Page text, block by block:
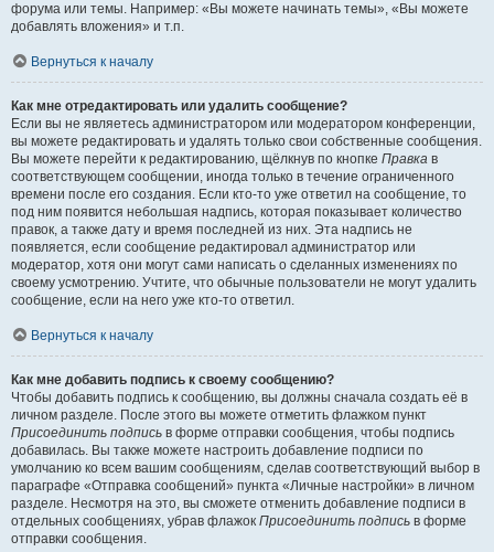
форума или темы. Например: «Вы можете начинать темы», «Вы можете
добавлять вложения» и т.п.
Вернуться к началу
Как мне отредактировать или удалить сообщение?
Если вы не являетесь администратором или модератором конференции,
вы можете редактировать и удалять только свои собственные сообщения.
Вы можете перейти к редактированию, щёлкнув по кнопке Правка в
соответствующем сообщении, иногда только в течение ограниченного
времени после его создания. Если кто-то уже ответил на сообщение, то
под ним появится небольшая надпись, которая показывает количество
правок, а также дату и время последней из них. Эта надпись не
появляется, если сообщение редактировал администратор или
модератор, хотя они могут сами написать о сделанных изменениях по
своему усмотрению. Учтите, что обычные пользователи не могут удалить
сообщение, если на него уже кто-то ответил.
Вернуться к началу
Как мне добавить подпись к своему сообщению?
Чтобы добавить подпись к сообщению, вы должны сначала создать её в
личном разделе. После этого вы можете отметить флажком пункт
Присоединить подпись в форме отправки сообщения, чтобы подпись
добавилась. Вы также можете настроить добавление подписи по
умолчанию ко всем вашим сообщениям, сделав соответствующий выбор в
параграфе «Отправка сообщений» пункта «Личные настройки» в личном
разделе. Несмотря на это, вы сможете отменить добавление подписи в
отдельных сообщениях, убрав флажок Присоединить подпись в форме
отправки сообщения.